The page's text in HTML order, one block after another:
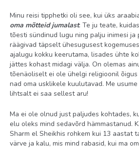
Minu reisi tipphetki oli see, kui üks
oma mõtteid jumalast: Te ju teate,
tõesti sündinud lugu ning palju inimesi ja
räägivad täpselt ühesugusest
ajalugu kokku keerutama, lisades ühte
jättes kohast midagi välja. On olemas
tõenäoliselt ei ole ühelgi religioonil
nad oma usklikele kuulutavad. Me
lihtsalt ei saa sellest aru!
Ma ei ole olnud just paljudes kohtades,
elu oleks mind sedavõrd hämmastanud.
Sharm el Sheikhis rohkem kui 13 aastat
värve ja kalu, mis mind rabasid, kui ma